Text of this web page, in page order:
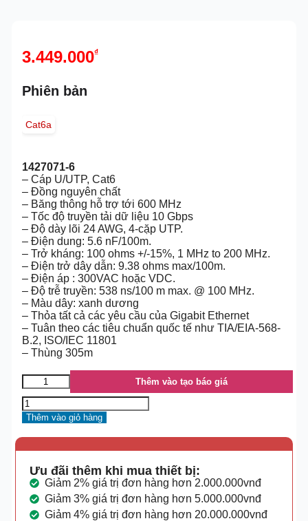
3.449.000₫
Phiên bản
Cat6a
1427071-6
– Cáp U/UTP, Cat6
– Đồng nguyên chất
– Băng thông hỗ trợ tới 600 MHz
– Tốc độ truyền tải dữ liệu 10 Gbps
– Độ dày lõi 24 AWG, 4-cặp UTP.
– Điện dung: 5.6 nF/100m.
– Trở kháng: 100 ohms +/-15%, 1 MHz to 200 MHz.
– Điện trở dây dẫn: 9.38 ohms max/100m.
– Điện áp : 300VAC hoặc VDC.
– Độ trễ truyền: 538 ns/100 m max. @ 100 MHz.
– Màu dây: xanh dương
– Thỏa tất cả các yêu cầu của Gigabit Ethernet
– Tuân theo các tiêu chuẩn quốc tế như TIA/EIA-568-
B.2, ISO/IEC 11801
– Thùng 305m
Thêm vào tạo báo giá
Thêm vào giỏ hàng
Ưu đãi thêm khi mua thiết bị:
Giảm 2% giá trị đơn hàng hơn 2.000.000vnđ
Giảm 3% giá trị đơn hàng hơn 5.000.000vnđ
Giảm 4% giá trị đơn hàng hơn 20.000.000vnđ